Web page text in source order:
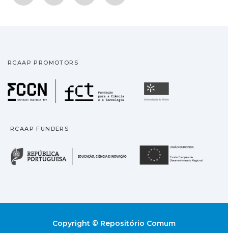
RCAAP PROMOTORS
Fundação para a
RCAAP FUNDERS
República Portuguesa
Copyright © Repositório Comum